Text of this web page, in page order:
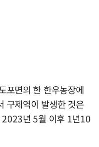
포면의 한 한우농장에
구제역이 발생한 것은
2023년 5월 이후 1년10